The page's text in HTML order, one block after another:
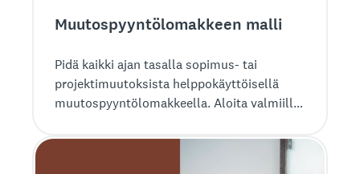
Muutospyyntö­lomakkeen malli
Pidä kaikki ajan tasalla sopimus- tai
projektimuutoksista helppokäyttöisellä
muutospyyntölomakkeella. Aloita valmiilla